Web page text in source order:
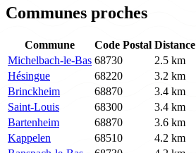
Communes proches
Commune Code Postal Distance
Michelbach-le-Bas 68730
2.5 km
Hésingue
68220
3.2 km
Brinckheim
68870
3.4 km
Saint-Louis
68300
3.4 km
Bartenheim
68870
3.6 km
Kappelen
68510
4.2 km